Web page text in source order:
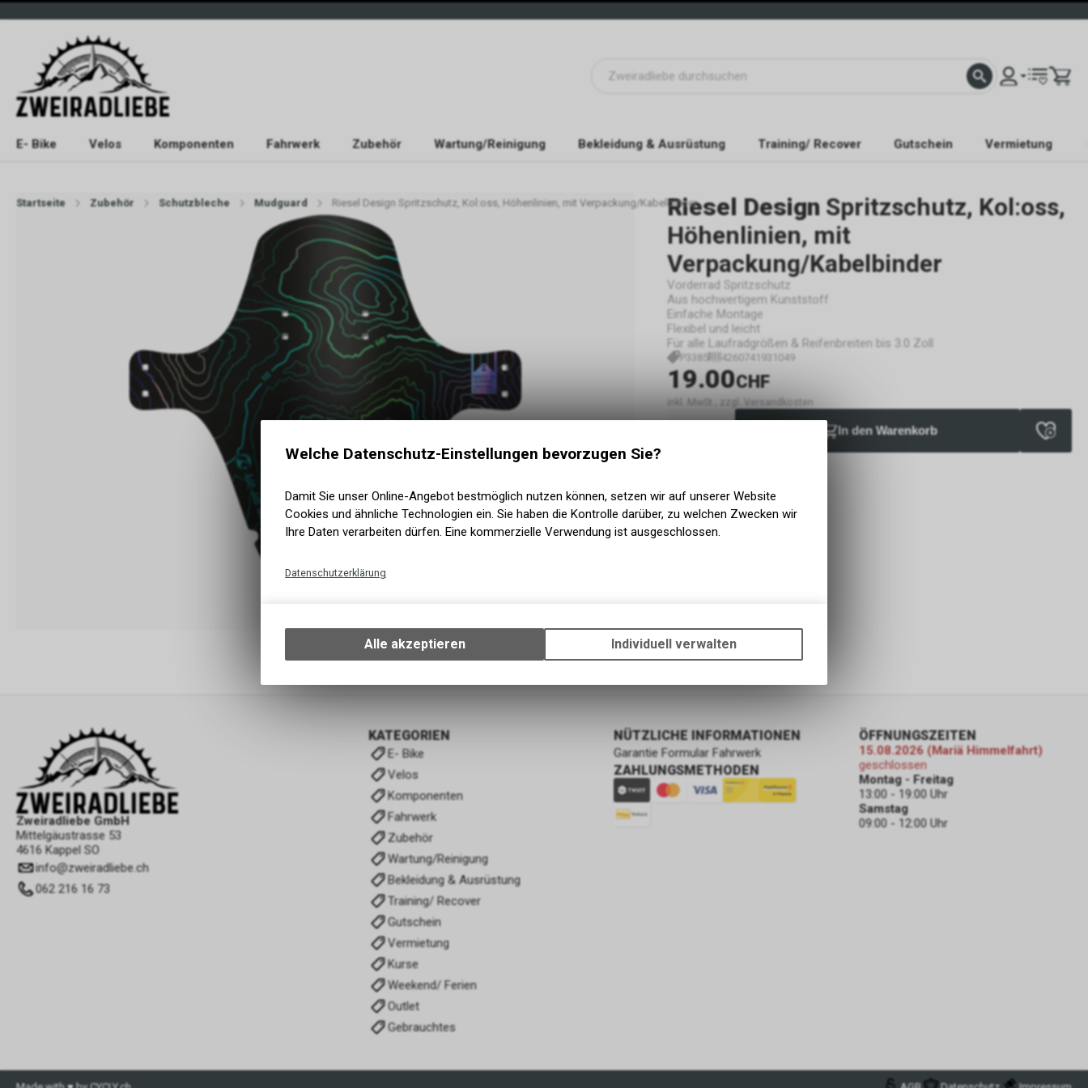
E- Bike Velos Komponenten Fahrwerk Zubehör Wartung/Reinigung Bekleidung & Ausrüstung Training/ Recover Gutschein Vermietung
Startseite Zubehör Schutzbleche Mudguard Riesel Design Spritzschutz, Kol:oss, Höhenlinien, mit Verpackung/KabelbinderRiesel Design Spritzschutz, Kol:oss,
Höhenlinien, mit
Verpackung/Kabelbinder
Vorderrad Spritzschutz
Aus hochwertigem Kunststoff
Einfache Montage
Flexibel und leicht
Für alle Laufradgrößen & Reifenbreiten bis 3.0 Zoll
P3385 4260741931049
19.00CHF
inkl. MwSt., zzgl. Versandkosten
In den Warenkorb
Abholung Zweiradliebe GmbH
Zweiradliebe GmbH
Mittelgäustrasse 53
4616 Kappel SO
info@zweiradliebe.ch
062 216 16 73
KATEGORIEN
E- Bike
Velos
Komponenten
Fahrwerk
Zubehör
Wartung/Reinigung
Bekleidung & Ausrüstung
Training/ Recover
Gutschein
Vermietung
Kurse
Weekend/ Ferien
Outlet
Gebrauchtes
NÜTZLICHE INFORMATIONEN
Garantie Formular Fahrwerk
ZAHLUNGSMETHODEN
ÖFFNUNGSZEITEN
15.08.2026 (Mariä Himmelfahrt)
geschlossen
Montag - Freitag
13:00 - 19:00 Uhr
Samstag
09:00 - 12:00 Uhr
Welche Datenschutz-Einstellungen bevorzugen Sie?
Damit Sie unser Online-Angebot bestmöglich nutzen können, setzen wir auf unserer Website
Cookies und ähnliche Technologien ein. Sie haben die Kontrolle darüber, zu welchen Zwecken wir
Ihre Daten verarbeiten dürfen. Eine kommerzielle Verwendung ist ausgeschlossen.
Datenschutzerklärung
Ihrem Gerät, um die grundlegenden Funktionen unseres Online-Angebots, wie die
Verwendung des Warenkorbs, zu ermöglichen. Bitte beachten Sie, dass die
zulassen.
Alle akzeptieren Individuell verwalten